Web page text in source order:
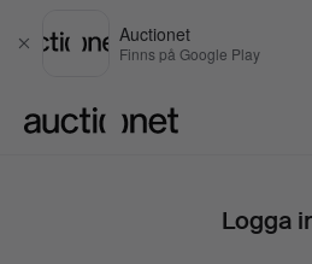
Stäng
Auctionet
Finns på Google Play
Logga